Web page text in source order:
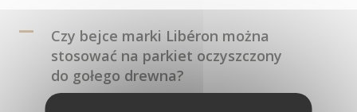
A
Czy bejce marki Libéron można
stosować na parkiet oczyszczony
do gołego drewna?